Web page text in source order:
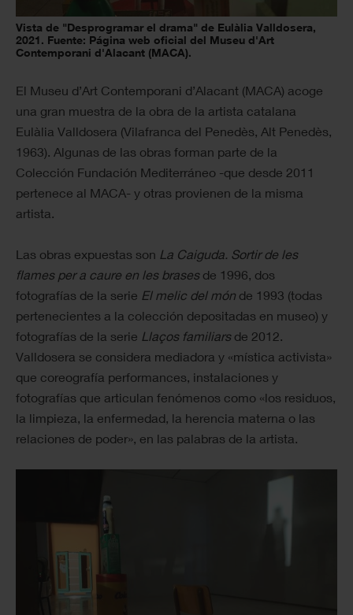
Vista de "Desprogramar el drama" de Eulàlia Valldosera,
2021. Fuente: Página web oficial del Museu d'Art
Contemporani d'Alacant (MACA).
El Museu d’Art Contemporani d’Alacant (MACA) acoge
una gran muestra de la obra de la artista catalana
Eulàlia Valldosera (Vilafranca del Penedès, Alt Penedès,
1963). Algunas de las obras forman parte de la
Colección Fundación Mediterráneo -que desde 2011
pertenece al MACA- y otras provienen de la misma
artista.
Las obras expuestas son La Caiguda. Sortir de les
flames per a caure en les brasesde 1996, dos
fotografías de la serie El melic del món de 1993 (todas
pertenecientes a la colección depositadas en museo) y
fotografías de la serie Llaços familiarsde 2012.
Valldosera se considera mediadora y «mística activista»
que coreografía performances, instalaciones y
fotografías que articulan fenómenos como «los residuos,
la limpieza, la enfermedad, la herencia materna o las
relaciones de poder», en las palabras de la artista.